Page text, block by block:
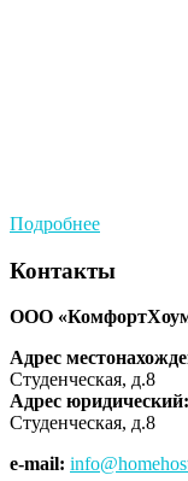
Подробнее
Контакты
ООО
Адрес
Студенческая, д.8
Адрес юридический:
Студенческая, д.8
e-mail: